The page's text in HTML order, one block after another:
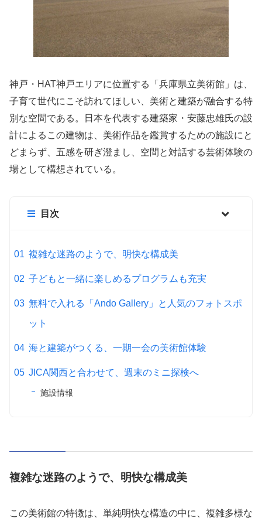
神戸・HAT神戸エリアに位置する「兵庫県立美術館」は、
子育て世代にこそ訪れてほしい、美術と建築が融合する特
別な空間である。日本を代表する建築家・安藤忠雄氏の設
計によるこの建物は、美術作品を鑑賞するための施設にと
どまらず、五感を研ぎ澄まし、空間と対話する芸術体験の
場として構想されている。
目次
複雑な迷路のようで、明快な構成美
子どもと一緒に楽しめるプログラムも充実
無料で入れる「Ando Gallery」と人気のフォトスポ
ット
海と建築がつくる、一期一会の美術館体験
JICA関西と合わせて、週末のミニ探検へ
施設情報
複雑な迷路のようで、明快な構成美
この美術館の特徴は、単純明快な構造の中に、複雑多様な